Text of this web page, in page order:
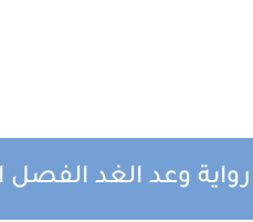
رواية وعد الغد الفصل